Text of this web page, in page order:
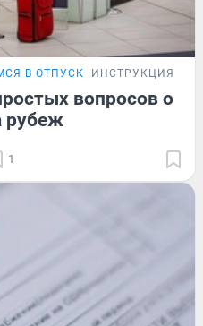
В ОТПУСК ИНСТРУКЦИЯ
вопросов о
рубеж
1